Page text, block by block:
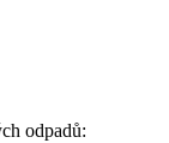
odpadů: